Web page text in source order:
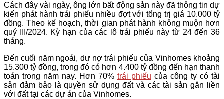
Cách đây vài ngày, ông lớn bất động sản này đã thông tin dự
kiến phát hành trái phiếu nhiều đợt với tổng trị giá 10.000 tỷ
đồng. Theo kế hoạch, thời gian phát hành không muộn hơn
quý III/2024. Kỳ hạn của các lô trái phiếu này từ 24 đến 36
tháng.
Đến cuối năm ngoái, dư nợ trái phiếu của Vinhomes khoảng
15.300 tỷ đồng, trong đó có hơn 4.400 tỷ đồng đến hạn thanh
toán trong năm nay. Hơn 70% trái phiếu của công ty có tài
sản đảm bảo là quyền sử dụng đất và các tài sản gắn liền
với đất tại các dự án của Vinhomes.